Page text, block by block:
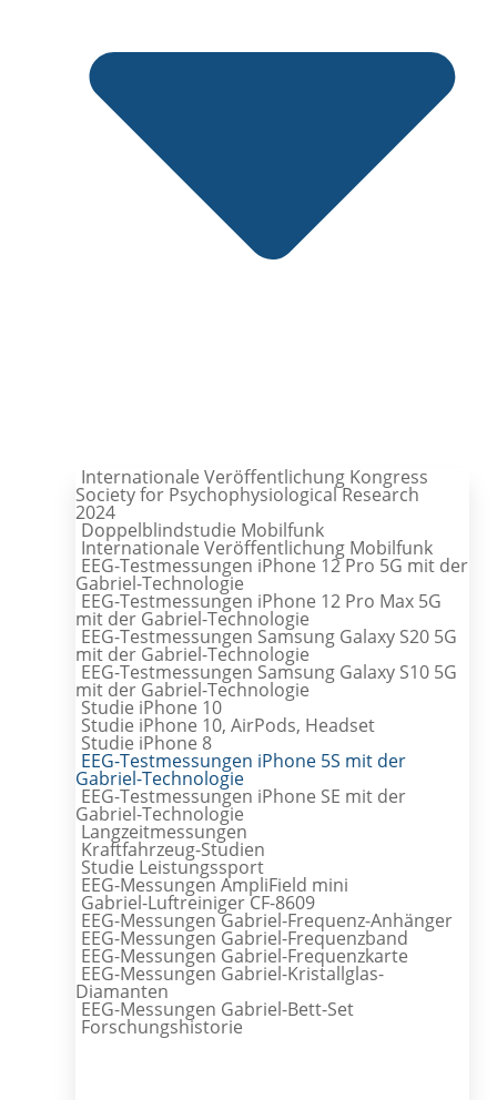
Internationale Veröffentlichung Kongress
Society for Psychophysiological Research
2024
Doppelblindstudie Mobilfunk
Internationale Veröffentlichung Mobilfunk
EEG-Testmessungen iPhone 12 Pro 5G mit der
Gabriel-Technologie
EEG-Testmessungen iPhone 12 Pro Max 5G
mit der Gabriel-Technologie
EEG-Testmessungen Samsung Galaxy S20 5G
mit der Gabriel-Technologie
EEG-Testmessungen Samsung Galaxy S10 5G
mit der Gabriel-Technologie
Studie iPhone 10
Studie iPhone 10, AirPods, Headset
Studie iPhone 8
EEG-Testmessungen iPhone 5S mit der
Gabriel-Technologie
EEG-Testmessungen iPhone SE mit der
Gabriel-Technologie
Langzeitmessungen
Kraftfahrzeug-Studien
Studie Leistungssport
EEG-Messungen AmpliField mini
Gabriel-Luftreiniger CF-8609
EEG-Messungen Gabriel-Frequenz-Anhänger
EEG-Messungen Gabriel-Frequenzband
EEG-Messungen Gabriel-Frequenzkarte
EEG-Messungen Gabriel-Kristallglas-
Diamanten
EEG-Messungen Gabriel-Bett-Set
Forschungshistorie